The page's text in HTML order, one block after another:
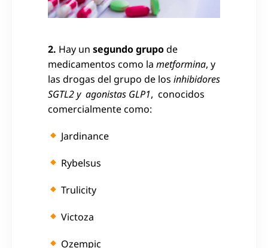
2. Hay un segundo grupode
medicamentos como la metformina, y
las drogas del grupo de los inhibidores
SGTL2 y agonistas GLP1, conocidos
comercialmente como:
Jardinance
Rybelsus
Trulicity
Victoza
Ozempic